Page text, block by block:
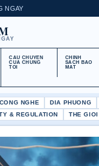
NGAY
CAU CHUYEN
CUA CHUNG
TOI
CHINH
SACH BAO
MAT
CONG NGHE DIA PHUONG
& REGULATION THE GIOI